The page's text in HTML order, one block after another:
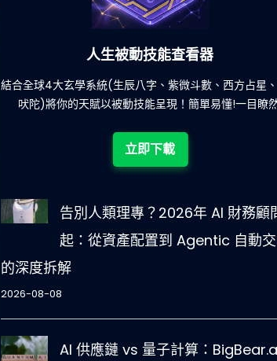
人生被動技能查看器
結合全球4大玄學系統(生辰八字、紫微斗數、西方占星
吠陀)將你的天賦以被動技能呈現！簡單易懂!一目瞭
立即下載
告別人類理專？2026年 AI 財務顧
起：從資產配置到 Agentic 自動
的深度拆解
2026-08-08
AI 供應鏈 vs 量子計算：